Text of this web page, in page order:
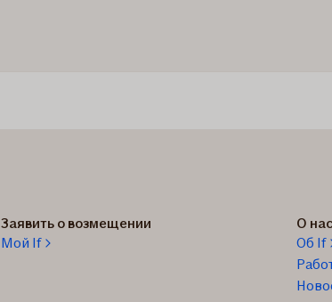
Заявить о возмещении
Мой If
О нас
Об If